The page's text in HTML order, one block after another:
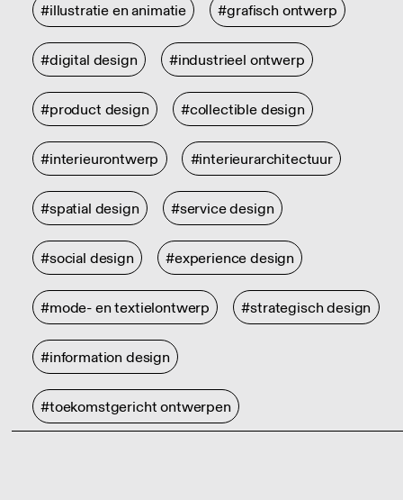
#illustratie en animatie #grafisch ontwerp
#digital design #industrieel ontwerp
#product design #collectible design
#interieurontwerp #interieurarchitectuur
#spatial design #service design
#social design #experience design
#mode- en textielontwerp #strategisch design
#information design
#toekomstgericht ontwerpen